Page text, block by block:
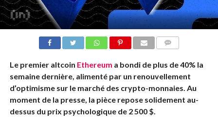
Le premier altcoin Ethereum a bondi de plus de 40% la
semaine dernière, alimenté par un renouvellement
d’optimisme sur le marché des crypto-monnaies. Au
moment de la presse, la pièce repose solidement au-
dessus du prix psychologique de 2 500 $.